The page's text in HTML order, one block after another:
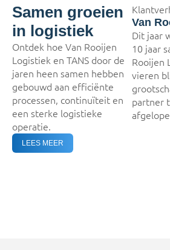
Samen groeien
in logistiek
Ontdek hoe Van Rooijen
Logistiek en TANS door de
jaren heen samen hebben
gebouwd aan efficiënte
processen, continuïteit en
een sterke logistieke
operatie.
LEES MEER
Van
Dit jaar
10 jaar
Rooijen
vieren
partner